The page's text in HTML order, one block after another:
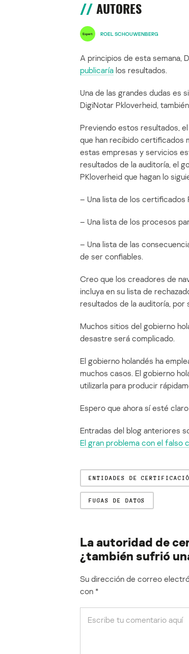
AUTORES
ROEL SCHOUWENBERG
A principios de esta semana,
publicaría los resultados.
Una de las grandes dudas es
DigiNotar Pkloverheid,
Previendo estos resultados,
que han recibido certificados
estas empresas y servicios
resultados de la auditoría, el
PKloverheid que hagan lo
– Una lista de los certificados
– Una lista de los procesos
– Una lista de las
de ser confiables.
Creo que los creadores de
incluya en su lista de
resultados de la auditoría, por
Muchos sitios del gobierno
desastre será complicado.
El gobierno holandés ha
muchos casos. El gobierno
utilizarla para producir
Espero que ahora sí esté
Entradas del blog anteriores
El gran problema con el falso
ENTIDADES DE
FUGAS DE DATOS
La autoridad de
¿también sufrió
Su dirección de correo
con *